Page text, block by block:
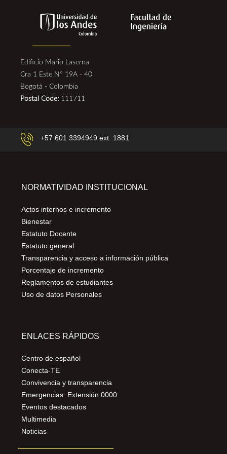
Edificio Mario Laserna
Cra 1 Este N° 19A - 40
Bogotá - Colombia
Postal Code: 111711
+57 601 3394949 ext. 1881
NORMATIVIDAD INSTITUCIONAL
Actos internos e incremento
Bienestar
Estatuto Docente
Estatuto general
Transparencia y acceso a información pública
Porcentaje de incremento
Reglamentos de estudiantes
Uso de datos Personales
ENLACES RÁPIDOS
Centro de español
Conecta-TE
Convivencia y transparencia
Emergencias: Extensión 0000
Eventos destacados
Multimedia
Noticias